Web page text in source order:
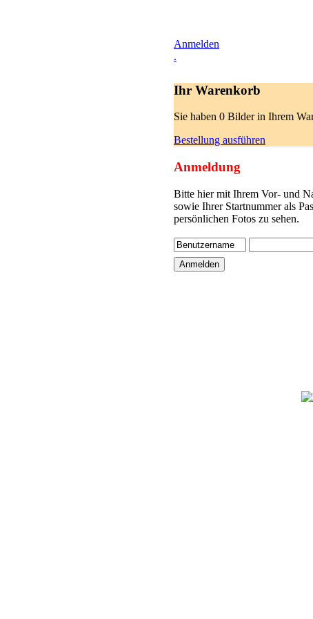
Anmelden
.
Ihr Warenkorb
Sie haben 0 Bilder in Ihrem
Bestellung ausführen
Anmeldung
Bitte hier mit Ihrem Vor- und
sowie Ihrer Startnummer als
persönlichen Fotos zu sehen.